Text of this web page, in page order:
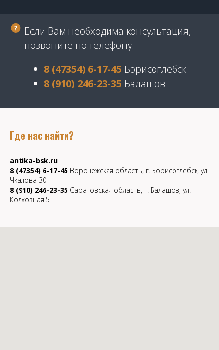
Если Вам необходима консультация,
позвоните по телефону:
8 (47354) 6-17-45 Борисоглебск
8 (910) 246-23-35 Балашов
Где нас найти?
antika-bsk.ru
8 (47354) 6-17-45 Воронежская область, г. Борисоглебск, ул.
Чкалова 30
8 (910) 246-23-35 Саратовская область, г. Балашов, ул.
Колхозная 5